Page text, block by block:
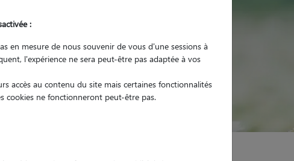
Pour quel animal ?
Trouver mon Pet Sitter
:
en mesure de nous souvenir de vous d'une sessions à
l'expérience ne sera peut-être pas adaptée à vos
accès au contenu du site mais certaines fonctionnalités
cookies ne fonctionneront peut-être pas.